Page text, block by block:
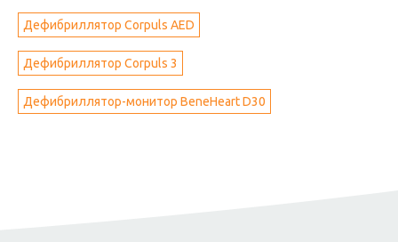
Дефибриллятор Corpuls AED
Дефибриллятор Corpuls 3
Дефибриллятор-монитор BeneHeart D30